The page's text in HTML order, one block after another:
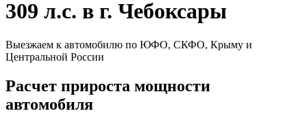
309 л.с. в г. Чебоксары
Выезжаем к автомобилю по ЮФО, СКФО, Крыму и
Центральной России
Расчет прироста мощности
автомобиля